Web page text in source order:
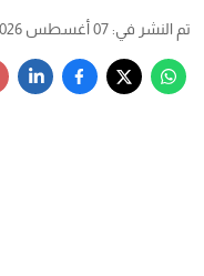
تم النشر في: 07 أغسطس 2026, 7:05 مساءً